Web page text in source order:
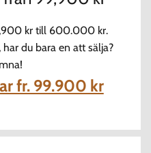
kr till 600.000 kr.
du bara en att sälja?
fr. 99.900 kr